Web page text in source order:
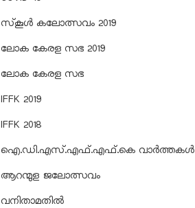
സ്‌കൂള്‍ കലോത്സവം 2019
ലോക കേരള സഭ 2019
ലോക കേരള സഭ
IFFK 2019
IFFK 2018
ഐ.ഡി.എസ്.എഫ്.എഫ്.കെ വാർത്തകൾ
ആറന്മുള ജലോത്സവം
വനിതാമതിൽ